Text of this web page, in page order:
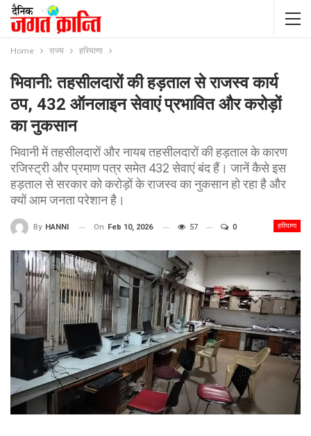
Home राज्य हरियाणा
भिवानी: तहसीलदारों की हड़ताल से राजस्व कार्य
ठप, 432 ऑनलाइन सेवाएं प्रभावित और करोड़ों
का नुकसान
भिवानी में तहसीलदारों और नायब तहसीलदारों की हड़ताल के कारण
रजिस्ट्री और प्रमाण पत्र समेत 432 सेवाएं बंद हैं। जानें कैसे इस
हड़ताल से सरकार को करोड़ों के राजस्व का नुकसान हो रहा है और
क्यों आम जनता परेशान है।
हरियाणा
By HANNI On Feb 10, 2026 57 0